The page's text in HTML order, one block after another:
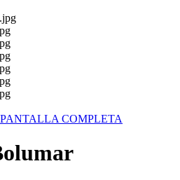
COMPLETA